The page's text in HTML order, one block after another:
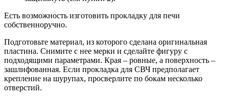
Есть возможность изготовить прокладку для печи
собственноручно.
Подготовьте материал, из которого сделана оригинальная
пластина. Снимите с нее мерки и сделайте фигуру с
подходящими параметрами. Края – ровные, а поверхность –
зашлифованная. Если прокладка для СВЧ предполагает
крепление на шурупах, просверлите по бокам несколько
отверстий.